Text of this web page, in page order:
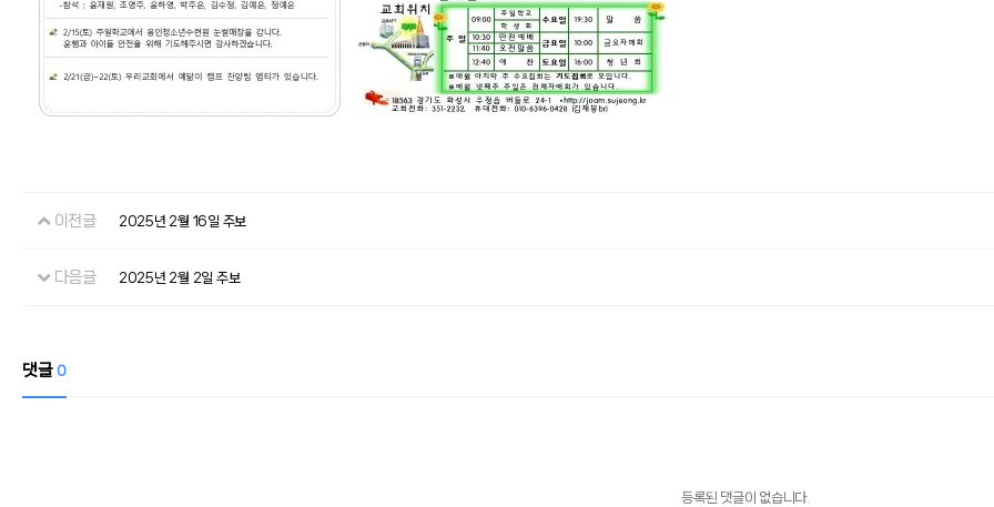
이전글 2025년 2월 16일 주보
다음글 2025년 2월 2일 주보
댓글 0
등록된 댓글이 없습니다.